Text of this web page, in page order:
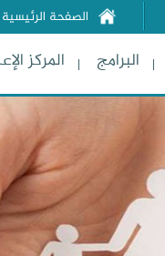
الصفحة الرئيسية
البرامج المركز